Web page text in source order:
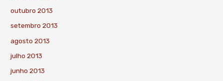
outubro 2013
setembro 2013
agosto 2013
julho 2013
junho 2013